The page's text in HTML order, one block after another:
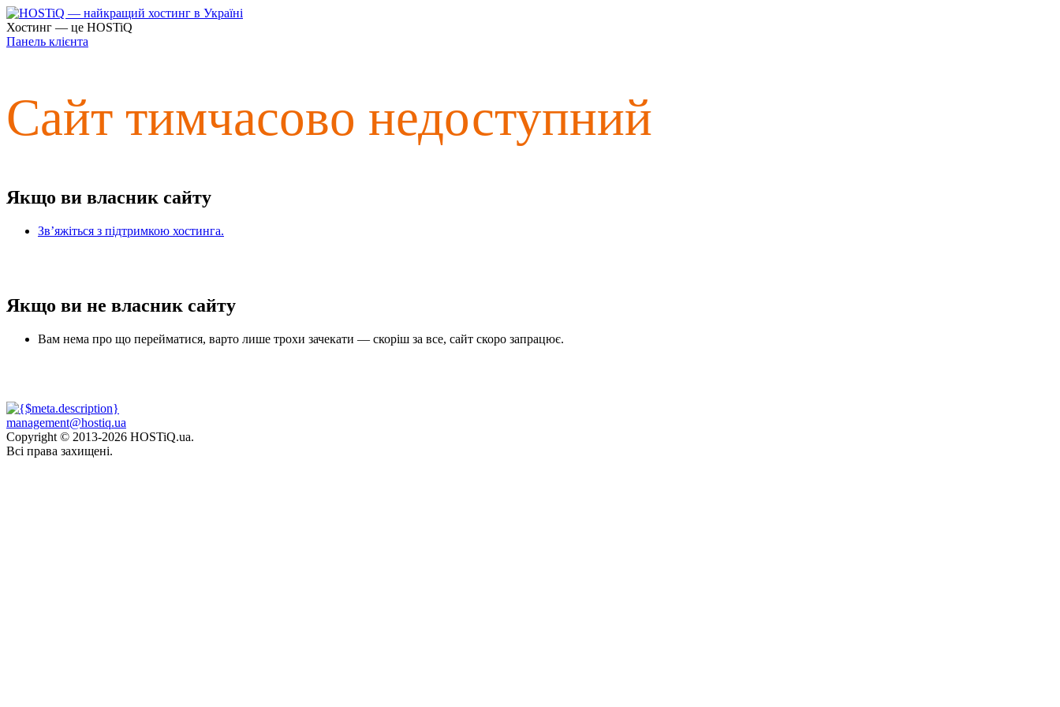
Хостинг — це HOSTiQ
Панель клієнта
Сайт тимчасово недоступний
Якщо ви власник сайту
Зв’яжіться з підтримкою хостинга.
Якщо ви не власник сайту
Вам нема про що перейматися, варто лише трохи зачекати — скоріш за все, сайт скоро запрацює.
management@hostiq.ua
Copyright © 2013-2026 HOSTiQ.ua.
Всі права захищені.